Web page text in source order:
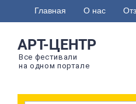
Главная О нас
АРТ-ЦЕНТР
Все фестивали
на одном портале